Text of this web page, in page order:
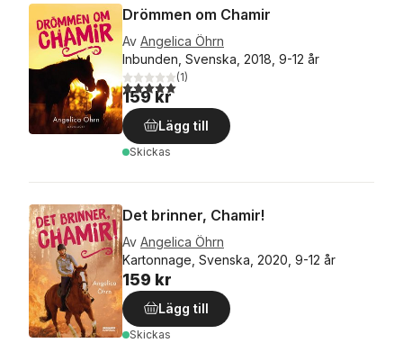
Drömmen om Chamir
Av Angelica Öhrn
Inbunden, Svenska, 2018, 9-12 år
5,0utav 5 stjärnor. Totalt antal röster:
(1)
159 kr
Lägg till
Skickas
Det brinner, Chamir!
Av Angelica Öhrn
Kartonnage, Svenska, 2020, 9-12 år
159 kr
Lägg till
Skickas